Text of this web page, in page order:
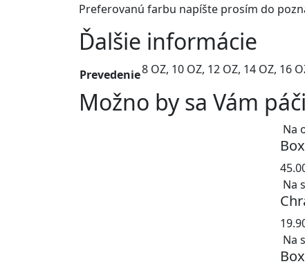
Preferovanú farbu napíšte prosím do
Ďalšie informácie
Prevedenie8 OZ, 10 OZ, 12 OZ, 14 OZ, 16
Možno by sa Vám
Na
Na
Na